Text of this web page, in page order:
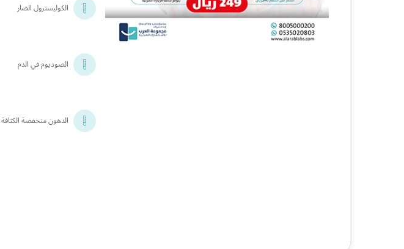
الكوليسترول الضار
الصوديوم في الدم
الدهون منخفضة الكثافة